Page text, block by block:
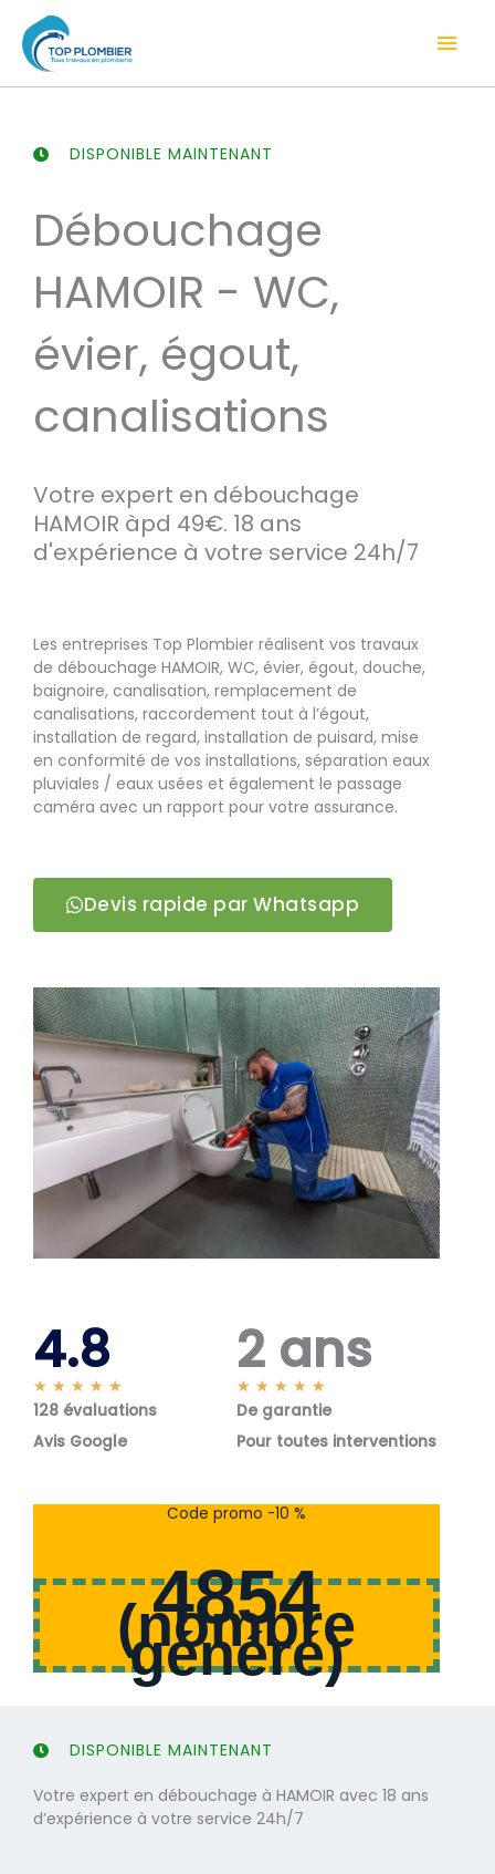
contenu
DISPONIBLE MAINTENANT
Débouchage
HAMOIR - WC,
évier, égout,
canalisations
Votre expert en débouchage
HAMOIR àpd 49€. 18 ans
d'expérience à votre service 24h/7
Les entreprises Top Plombier réalisent vos travaux
de débouchage HAMOIR, WC, évier, égout, douche,
baignoire, canalisation, remplacement de
canalisations, raccordement tout à l’égout,
installation de regard, installation de puisard, mise
en conformité de vos installations, séparation eaux
pluviales / eaux usées et également le passage
caméra avec un rapport pour votre assurance.
Devis rapide par Whatsapp
4.8
★ ★ ★ ★ ★
o
s
128 évaluations
Avis Google
2 ans
★ ★ ★ ★ ★
o
s
De garantie
Pour toutes interventions
Code promo -10 %
4854
(nombre
généré)
DISPONIBLE MAINTENANT
Votre expert en débouchage à HAMOIR avec 18 ans
d’expérience à votre service 24h/7